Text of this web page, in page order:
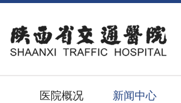
医院概况 新闻中心